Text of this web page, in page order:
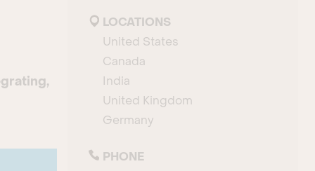
LOCATIONS
United States
Canada
India
United Kingdom
Germany
PHONE